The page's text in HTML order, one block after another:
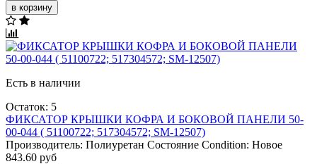
в корзину
Есть в наличии
Остаток: 5
ФИКСАТОР КРЫШКИ КОФРА И БОКОВОЙ ПАНЕЛИ 50-
00-044 ( 51100722; 517304572; SM-12507)
Производитель: Полиуретан Состояние Condition: Новое
843.60 руб